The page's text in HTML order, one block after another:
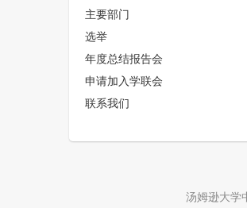
主要部门
选举
年度总结报告会
申请加入学联会
联系我们
汤姆逊大学